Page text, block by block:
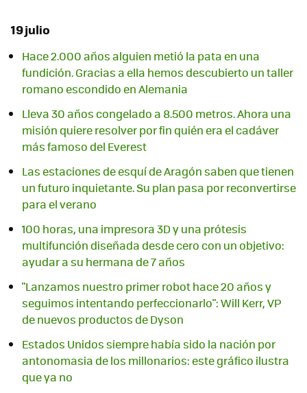
19 julio
Hace 2.000 años alguien metió la pata en una
fundición. Gracias a ella hemos descubierto un taller
romano escondido en Alemania
Lleva 30 años congelado a 8.500 metros. Ahora una
misión quiere resolver por fin quién era el cadáver
más famoso del Everest
Las estaciones de esquí de Aragón saben que tienen
un futuro inquietante. Su plan pasa por reconvertirse
para el verano
100 horas, una impresora 3D y una prótesis
multifunción diseñada desde cero con un objetivo:
ayudar a su hermana de 7 años
"Lanzamos nuestro primer robot hace 20 años y
seguimos intentando perfeccionarlo": Will Kerr, VP
de nuevos productos de Dyson
Estados Unidos siempre había sido la nación por
antonomasia de los millonarios: este gráfico ilustra
que ya no